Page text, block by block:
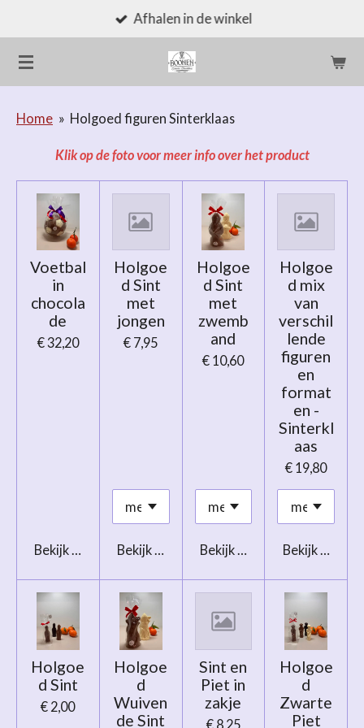
direct
naar
de
hoofdinhoud
Afhalen in de winkel
Home » Holgoed figuren Sinterklaas
Klik op de foto voor meer info over het product
Voetbal
in
chocola
de
€ 32,20
Bekijk details
Holgoe
d Sint
met
jongen
€ 7,95
Bekijk details
Holgoe
d Sint
met
zwemb
and
€ 10,60
Bekijk details
Holgoe
d mix
van
verschil
lende
figuren
en
format
en -
Sinterkl
aas
€ 19,80
Bekijk details
Holgoe
d Sint
€ 2,00
Holgoe
d
Wuiven
de Sint
Sint en
Piet in
zakje
€ 8,25
Holgoe
d
Zwarte
Piet